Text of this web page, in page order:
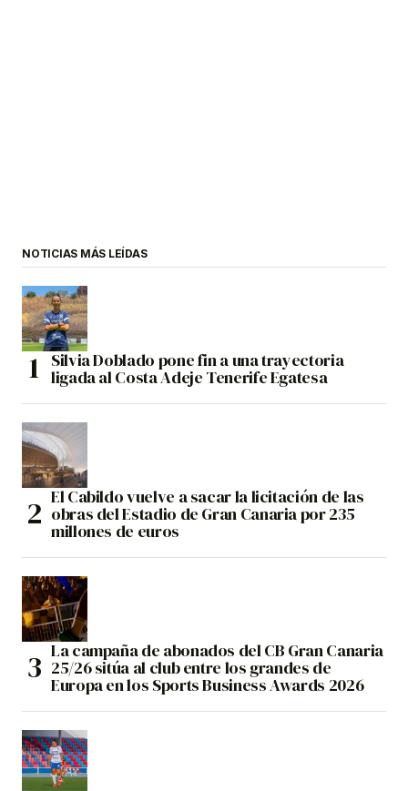
NOTICIAS MÁS LEÍDAS
Silvia Doblado pone fin a una trayectoria
ligada al Costa Adeje Tenerife Egatesa
El Cabildo vuelve a sacar la licitación de las
obras del Estadio de Gran Canaria por 235
millones de euros
La campaña de abonados del CB Gran Canaria
25/26 sitúa al club entre los grandes de
Europa en los Sports Business Awards 2026